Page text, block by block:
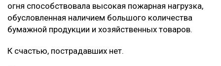
огня способствовала высокая пожарная нагрузка,
обусловленная наличием большого количества
бумажной продукции и хозяйственных товаров.
К счастью, пострадавших нет.